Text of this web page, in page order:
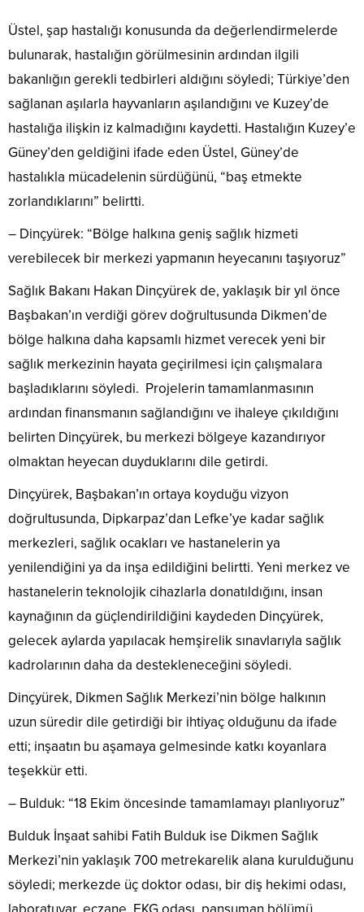
Üstel, şap hastalığı konusunda da değerlendirmelerde
bulunarak, hastalığın görülmesinin ardından ilgili
bakanlığın gerekli tedbirleri aldığını söyledi; Türkiye’den
sağlanan aşılarla hayvanların aşılandığını ve Kuzey’de
hastalığa ilişkin iz kalmadığını kaydetti. Hastalığın Kuzey’e
Güney’den geldiğini ifade eden Üstel, Güney’de
hastalıkla mücadelenin sürdüğünü, “baş etmekte
zorlandıklarını” belirtti.
– Dinçyürek: “Bölge halkına geniş sağlık hizmeti
verebilecek bir merkezi yapmanın heyecanını taşıyoruz”
Sağlık Bakanı Hakan Dinçyürek de, yaklaşık bir yıl önce
Başbakan’ın verdiği görev doğrultusunda Dikmen’de
bölge halkına daha kapsamlı hizmet verecek yeni bir
sağlık merkezinin hayata geçirilmesi için çalışmalara
başladıklarını söyledi. Projelerin tamamlanmasının
ardından finansmanın sağlandığını ve ihaleye çıkıldığını
belirten Dinçyürek, bu merkezi bölgeye kazandırıyor
olmaktan heyecan duyduklarını dile getirdi.
Dinçyürek, Başbakan’ın ortaya koyduğu vizyon
doğrultusunda, Dipkarpaz’dan Lefke’ye kadar sağlık
merkezleri, sağlık ocakları ve hastanelerin ya
yenilendiğini ya da inşa edildiğini belirtti. Yeni merkez ve
hastanelerin teknolojik cihazlarla donatıldığını, insan
kaynağının da güçlendirildiğini kaydeden Dinçyürek,
gelecek aylarda yapılacak hemşirelik sınavlarıyla sağlık
kadrolarının daha da destekleneceğini söyledi.
Dinçyürek, Dikmen Sağlık Merkezi’nin bölge halkının
uzun süredir dile getirdiği bir ihtiyaç olduğunu da ifade
etti; inşaatın bu aşamaya gelmesinde katkı koyanlara
teşekkür etti.
– Bulduk: “18 Ekim öncesinde tamamlamayı planlıyoruz”
Bulduk İnşaat sahibi Fatih Bulduk ise Dikmen Sağlık
Merkezi’nin yaklaşık 700 metrekarelik alana kurulduğunu
söyledi; merkezde üç doktor odası, bir diş hekimi odası,